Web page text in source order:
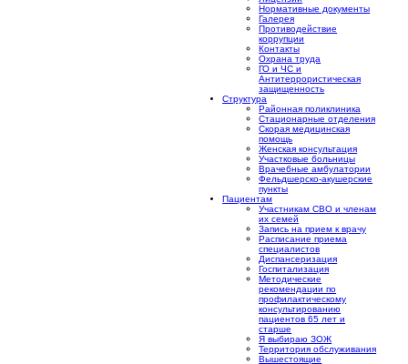
Нормативные документы
Галерея
Противодействие
коррупции
Контакты
Охрана труда
ГО и ЧС и
Антитеррористическая
защищенность
Структура
Районная поликлиника
Стационарные отделения
Скорая медицинская
помощь
Женская консультация
Участковые больницы
Врачебные амбулатории
Фельдшерско-акушерские
пункты
Пациентам
Участникам СВО и членам
их семей
Запись на прием к врачу
Расписание приема
специалистов
Диспансеризация
Госпитализация
Методические
рекомендации по
профилактическому
консультированию
пациентов 65 лет и
старше
Я выбираю ЗОЖ
Территория обслуживания
Вышестоящие